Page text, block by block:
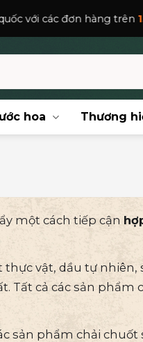
150,000₫.
hoa Thương
một cách tiếp cận
vật, dầu tự
Tất cả các sản phẩm
phẩm chải chuốt